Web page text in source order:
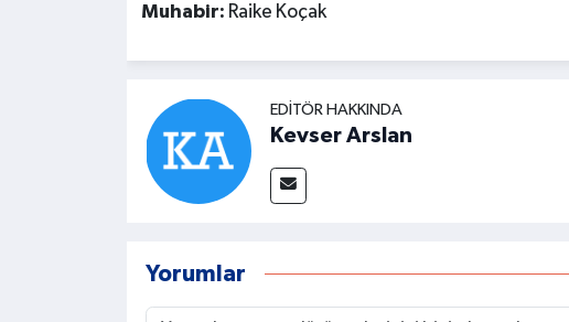
Muhabir: Raike Koçak
EDITÖR HAKKINDA
Kevser Arslan
Yorumlar